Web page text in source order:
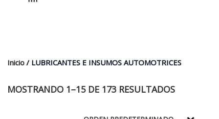
Inicio / LUBRICANTES E INSUMOS AUTOMOTRICES
MOSTRANDO 1–15 DE 173 RESULTADOS